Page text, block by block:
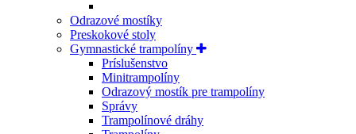
Odrazové mostíky
Preskokové stoly
Gymnastické trampolíny
Príslušenstvo
Minitrampolíny
Odrazový mostík pre trampolíny
Správy
Trampolínové dráhy